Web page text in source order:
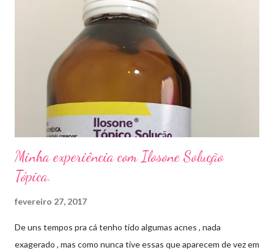
orais ,ou para aplicação local receitados pelo dermatologista. O
tempo para tratamento pode variar de 06 meses a um ano. Para
quem prefere tratamentos caseiros , pode aplicar óleo de cravo
duas vezes ao dia. Eu já passei por isso, pelo uso de muito
sapato fechado e apertado . E utilizei o Ciclopirox olamina que é
um agente antifúngico sintético para tratamento dermatológico
Minha experiência com Ilosone Solução
Tópica.
fevereiro 27, 2017
De uns tempos pra cá tenho tido algumas acnes , nada
exagerado , mas como nunca tive essas que aparecem de vez em